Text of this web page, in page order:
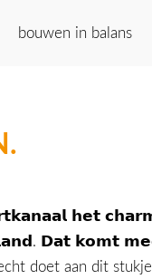
bouwen in balans
𝗵𝗲𝘁
𝗗𝗮𝘁 𝗸𝗼𝗺𝘁
doet aan dit stukje